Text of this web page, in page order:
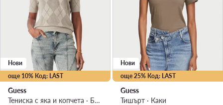
още 10% Код: LAST
Нови
Guess
Тениска с яка и копчета · Бежов
още 25% Код: LAST
Нови
Guess
Тишърт · Каки